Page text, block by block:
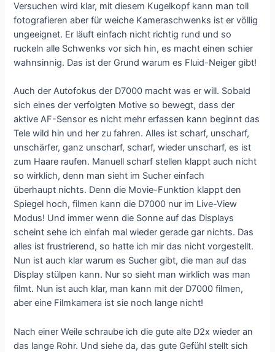
Versuchen wird klar, mit diesem Kugelkopf kann man toll
fotografieren aber für weiche Kameraschwenks ist er völlig
ungeeignet. Er läuft einfach nicht richtig rund und so
ruckeln alle Schwenks vor sich hin, es macht einen schier
wahnsinnig. Das ist der Grund warum es Fluid-Neiger gibt!
Auch der Autofokus der D7000 macht was er will. Sobald
sich eines der verfolgten Motive so bewegt, dass der
aktive AF-Sensor es nicht mehr erfassen kann beginnt das
Tele wild hin und her zu fahren. Alles ist scharf, unscharf,
unschärfer, ganz unscharf, scharf, wieder unscharf, es ist
zum Haare raufen. Manuell scharf stellen klappt auch nicht
so wirklich, denn man sieht im Sucher einfach
überhaupt nichts. Denn die Movie-Funktion klappt den
Spiegel hoch, filmen kann die D7000 nur im Live-View
Modus! Und immer wenn die Sonne auf das Displays
scheint sehe ich einfah mal wieder gerade gar nichts. Das
alles ist frustrierend, so hatte ich mir das nicht vorgestellt.
Nun ist auch klar warum es Sucher gibt, die man auf das
Display stülpen kann. Nur so sieht man wirklich was man
filmt. Nun ist auch klar, man kann mit der D7000 filmen,
aber eine Filmkamera ist sie noch lange nicht!
Nach einer Weile schraube ich die gute alte D2x wieder an
das lange Rohr. Und siehe da, das gute Gefühl stellt sich